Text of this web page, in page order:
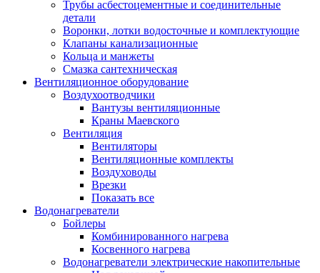
Трубы асбестоцементные и соединительные
детали
Воронки, лотки водосточные и комплектующие
Клапаны канализационные
Кольца и манжеты
Смазка сантехническая
Вентиляционное оборудование
Воздухоотводчики
Вантузы вентиляционные
Краны Маевского
Вентиляция
Вентиляторы
Вентиляционные комплекты
Воздуховоды
Врезки
Показать все
Водонагреватели
Бойлеры
Комбинированного нагрева
Косвенного нагрева
Водонагреватели электрические накопительные